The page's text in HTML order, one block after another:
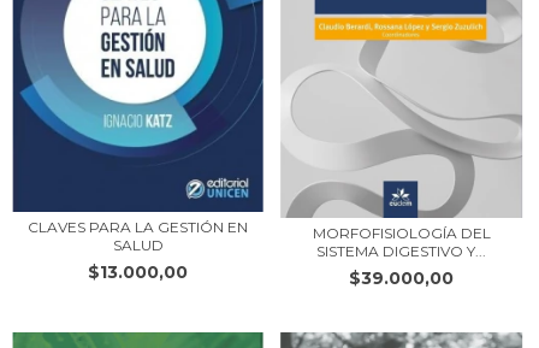
CLAVES PARA LA GESTIÓN EN
SALUD
$13.000,00
MORFOFISIOLOGÍA DEL
SISTEMA DIGESTIVO Y...
$39.000,00